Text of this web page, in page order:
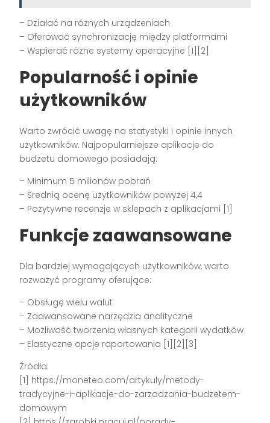
– Działać na różnych urządzeniach
– Oferować synchronizację między platformami
– Wspierać różne systemy operacyjne [1][2]
Popularność i opinie
użytkowników
Warto zwrócić uwagę na statystyki i opinie innych
użytkowników. Najpopularniejsze aplikacje do
budżetu domowego posiadają:
– Minimum 5 milionów pobrań
– Średnią ocenę użytkowników powyżej 4,4
– Pozytywne recenzje w sklepach z aplikacjami [1]
Funkcje zaawansowane
Dla bardziej wymagających użytkowników, warto
rozważyć programy oferujące:
– Obsługę wielu walut
– Zaawansowane narzędzia analityczne
– Możliwość tworzenia własnych kategorii wydatków
– Elastyczne opcje raportowania [1][2][3]
Źródła:
[1] https://moneteo.com/artykuly/metody-
tradycyjne-i-aplikacje-do-zarzadzania-budzetem-
domowym